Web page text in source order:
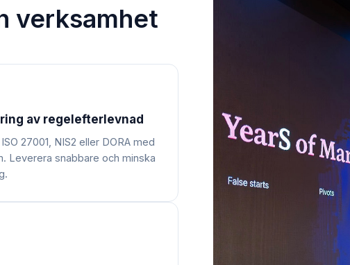
verksamhet
av regelefterlevnad
27001, NIS2 eller DORA med
Leverera snabbare och minska